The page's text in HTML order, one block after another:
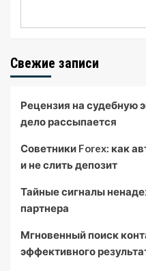
Свежие записи
Рецензия на судебную
дело рассыпается
Советники Forex: как
и не слить депозит
Тайные сигналы
партнера
Мгновенный поиск
эффективного